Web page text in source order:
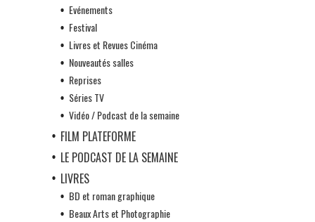
Evénements
Festival
Livres et Revues Cinéma
Nouveautés salles
Reprises
Séries TV
Vidéo / Podcast de la semaine
FILM PLATEFORME
LE PODCAST DE LA SEMAINE
LIVRES
BD et roman graphique
Beaux Arts et Photographie